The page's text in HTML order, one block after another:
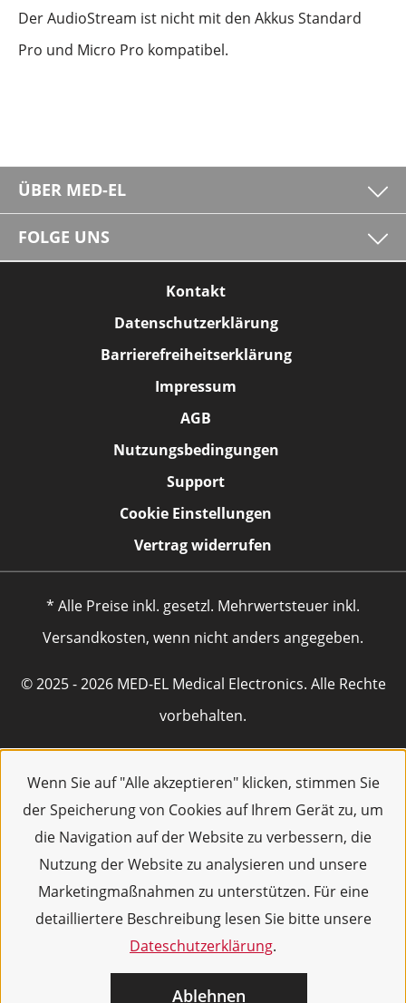
Wenn Sie auf "Alle akzeptieren" klicken, stimmen Sie
der Speicherung von Cookies auf Ihrem Gerät zu, um
die Navigation auf der Website zu verbessern, die
Nutzung der Website zu analysieren und unsere
Marketingmaßnahmen zu unterstützen. Für eine
detailliertere Beschreibung lesen Sie bitte unsere
Dateschutzerklärung.
Ablehnen
Der AudioStream ist nicht mit den Akkus Standard
Pro und Micro Pro kompatibel.
ÜBER MED-EL
FOLGE UNS
Kontakt
Datenschutzerklärung
Barrierefreiheitserklärung
Impressum
AGB
Nutzungsbedingungen
Support
Cookie Einstellungen
Vertrag widerrufen
* Alle Preise inkl. gesetzl. Mehrwertsteuer inkl.
Versandkosten, wenn nicht anders angegeben.
© 2025 - 2026 MED-EL Medical Electronics. Alle Rechte
vorbehalten.